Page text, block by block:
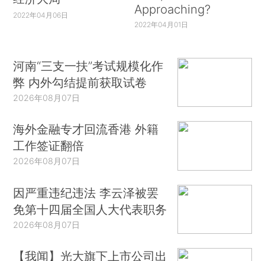
2022年04月06日
Approaching?
2022年04月01日
河南“三支一扶”考试规模化作
弊 内外勾结提前获取试卷
2026年08月07日
海外金融专才回流香港 外籍
工作签证翻倍
2026年08月07日
因严重违纪违法 李云泽被罢
免第十四届全国人大代表职务
2026年08月07日
【我闻】光大旗下上市公司出